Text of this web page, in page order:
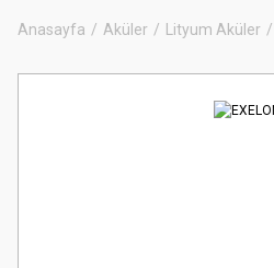
Anasayfa Aküler Lityum Aküler